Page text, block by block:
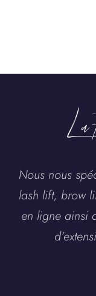
La
Nous nous
lash lift, brow
en ligne ainsi